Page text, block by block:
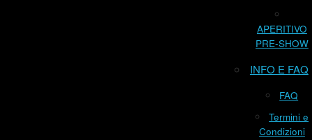
APERITIVO
PRE-SHOW
INFO E FAQ
FAQ
Termini e
Condizioni